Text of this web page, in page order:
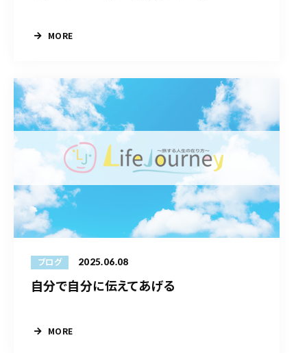
MORE
ブログ 2025.06.08
自分で自分に伝えてあげる
MORE